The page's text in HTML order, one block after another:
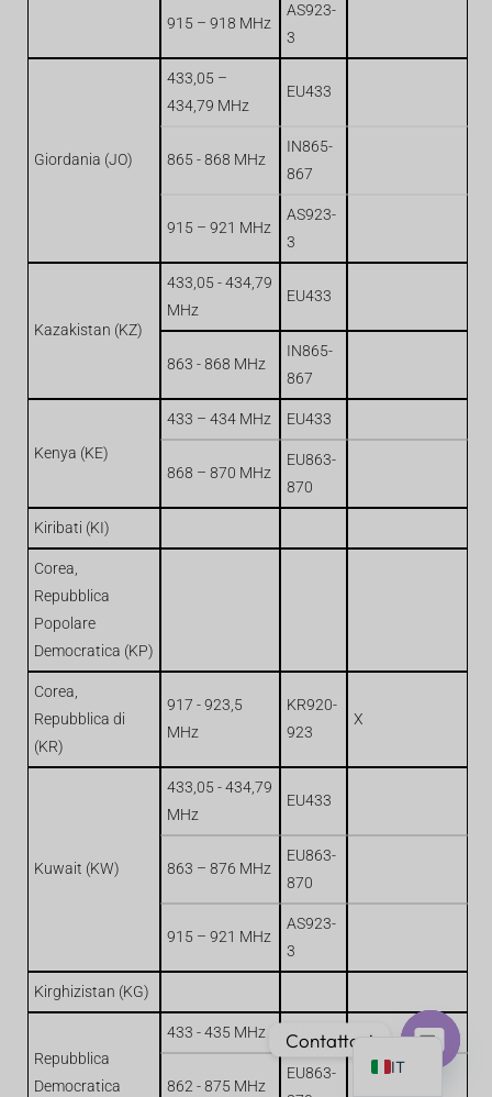
915 – 918 MHz
AS923-
3
Giordania (JO)
433,05 –
434,79 MHz
EU433
865 - 868 MHz
IN865-
867
915 – 921 MHz
AS923-
3
Kazakistan (KZ)
433,05 - 434,79
MHz
EU433
863 - 868 MHz
IN865-
867
Kenya (KE)
433 – 434 MHz EU433
868 – 870 MHz
EU863-
870
Kiribati (KI)
Corea,
Repubblica
Popolare
Democratica (KP)
Corea,
Repubblica di
(KR)
917 - 923,5
MHz
KR920-
923
X
Kuwait (KW)
433,05 - 434,79
MHz
EU433
863 – 876 MHz
EU863-
870
915 – 921 MHz
AS923-
3
Kirghizistan (KG)
Repubblica
Democratica
433 - 435 MHz EU433
862 - 875 MHz
EU863-
IT
EN
Contattaci